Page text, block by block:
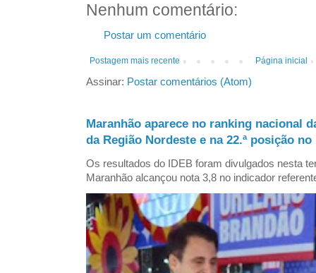
Nenhum comentário:
Postar um comentário
Postagem mais recente Página inicial
Assinar: Postar comentários (Atom)
Maranhão aparece no ranking nacional
da Região Nordeste e na 22.ª posição
Os resultados do IDEB foram divulgados nesta
Maranhão alcançou nota 3,8 no indicador